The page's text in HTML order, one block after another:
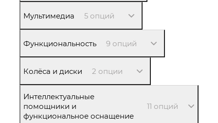
Мультимедиа 5 опций
Функциональность 9 опций
Колёса и диски 2 опции
Интеллектуальные
помощники и
функциональное оснащение
11 опций